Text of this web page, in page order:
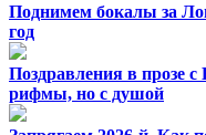
Поднимем бокалы за
год
Поздравления в прозе
рифмы, но с душой